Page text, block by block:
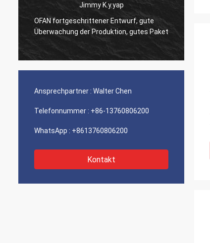
Jimmy K.y.yap
OFAN fortgeschrittener Entwurf, gute
Überwachung der Produktion, gutes Paket
Ansprechpartner : Walter Chen
Telefonnummer : +86-13760806200
WhatsApp : +8613760806200
Kontakt